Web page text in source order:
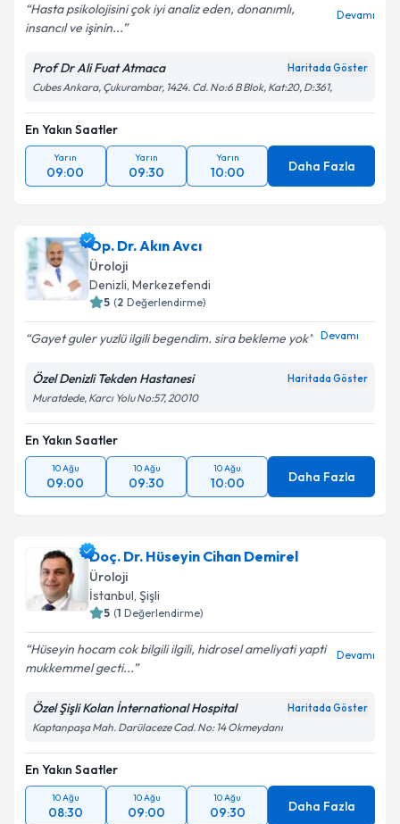
Hasta psikolojisini çok iyi analiz eden, donanımlı,
insancıl ve işinin...
Devamı
Prof Dr Ali Fuat Atmaca Haritada Göster
Cubes Ankara, Çukurambar, 1424. Cd. No:6 B Blok, Kat:20, D:361,
En Yakın Saatler
Yarın
09:00
Yarın
09:30
Yarın
10:00 Daha Fazla
Op. Dr. Akın Avcı
Üroloji
Denizli, Merkezefendi
5 (2 Değerlendirme)
Gayet guler yuzlü ilgili begendim. sira bekleme yok Devamı
Özel Denizli Tekden Hastanesi Haritada Göster
Muratdede, Karcı Yolu No:57, 20010
En Yakın Saatler
10 Ağu
09:00
10 Ağu
09:30
10 Ağu
10:00 Daha Fazla
Doç. Dr. Hüseyin Cihan Demirel
Üroloji
İstanbul, Şişli
5 (1 Değerlendirme)
Hüseyin hocam cok bilgili ilgili, hidrosel ameliyati yapti
mukkemmel gecti...
Devamı
Özel Şişli Kolan İnternational Hospital Haritada Göster
Kaptanpaşa Mah. Darülaceze Cad. No: 14 Okmeydanı
En Yakın Saatler
10 Ağu
08:30
10 Ağu
09:00
10 Ağu
09:30 Daha Fazla